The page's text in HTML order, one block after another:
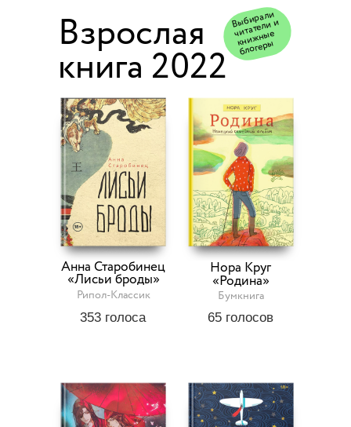
Взрослая
книга 2022
353 голоса
Анна Старобинец
«Лисьи броды»
Рипол-Классик
65 голосов
Нора Круг
«Родина»
Бумкнига
В
ыбирали
читатели и
кни
жн
ые
блогер
ы